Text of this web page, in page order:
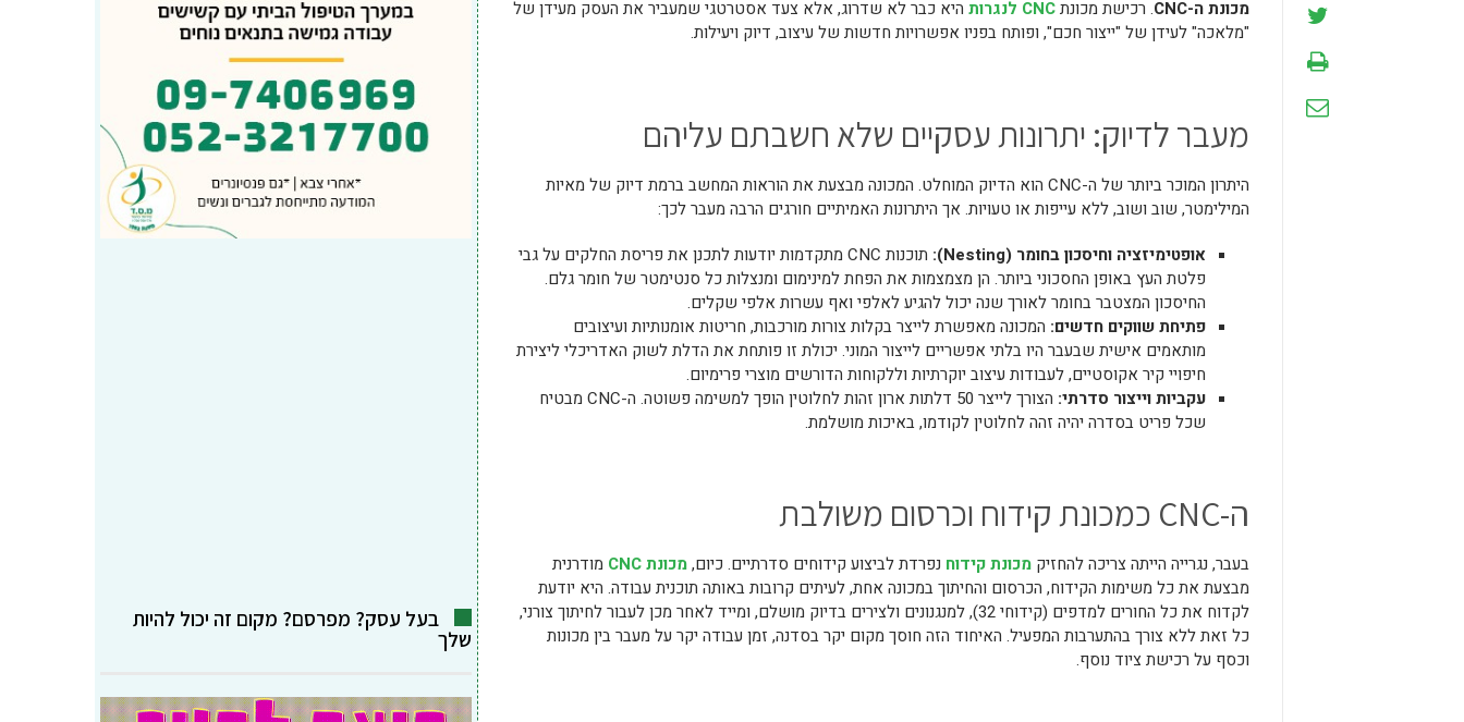
מכונת ה-CNC
. רכישת מכונתCNC לנגרות
היא כבר לא שדרוג, אלא צעד אסטרטגי שמעביר את העסק מעידן של
"מלאכה" לעידן של "ייצור חכם", ופותח בפניו אפשרויות חדשות של עיצוב, דיוק ויעילות.
מעבר לדיוק: יתרונות עסקיים שלא חשבתם עליהם
היתרון המוכר ביותר של ה-CNC הוא הדיוק המוחלט. המכונה מבצעת את הוראות המחשב ברמת דיוק של מאיות
המילימטר, שוב ושוב, ללא עייפות או טעויות. אך היתרונות האמיתיים חורגים הרבה מעבר לכך:
אופטימיזציה וחיסכון בחומר (Nesting):
תוכנות CNC מתקדמות יודעות לתכנן את פריסת החלקים על גבי
פלטת העץ באופן החסכוני ביותר. הן מצמצמות את הפחת למינימום ומנצלות כל סנטימטר של חומר גלם.
החיסכון המצטבר בחומר לאורך שנה יכול להגיע לאלפי ואף עשרות אלפי שקלים.
פתיחת שווקים חדשים: המכונה מאפשרת לייצר בקלות צורות מורכבות, חריטות אומנותיות ועיצובים
מותאמים אישית שבעבר היו בלתי אפשריים לייצור המוני. יכולת זו פותחת את הדלת לשוק האדריכלי ליצירת
חיפויי קיר אקוסטיים, לעבודות עיצוב יוקרתיות וללקוחות הדורשים מוצרי פרימיום.
עקביות וייצור סדרתי:
הצורך לייצר 50 דלתות ארון זהות לחלוטין הופך למשימה פשוטה. ה-CNC מבטיח
שכל פריט בסדרה יהיה זהה לחלוטין לקודמו, באיכות מושלמת.
ה-CNC כמכונת קידוח וכרסום משולבת
בעבר, נגרייה הייתה צריכה להחזיקמכונת קידוח נפרדת לביצוע קידוחים סדרתיים. כיום,מכונת CNC
מודרנית
מבצעת את כל משימות הקידוח, הכרסום והחיתוך במכונה אחת, לעיתים קרובות באותה תוכנית עבודה. היא יודעת
לקדוח את כל החורים למדפים (קידוחי 32), למנגנונים ולצירים בדיוק מושלם, ומייד לאחר מכן לעבור לחיתוך צורני,
כל זאת ללא צורך בהתערבות המפעיל. האיחוד הזה חוסך מקום יקר בסדנה, זמן עבודה יקר על מעבר בין מכונות
וכסף על רכישת ציוד נוסף.
בעל עסק? מפרסם? מקום זה יכול להיות
שלך